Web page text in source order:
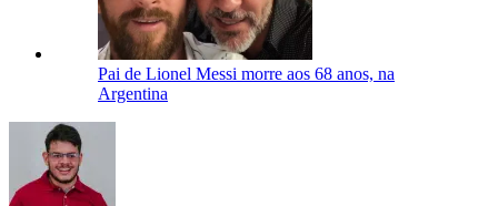
Pai de Lionel Messi morre aos 68 anos, na
Argentina